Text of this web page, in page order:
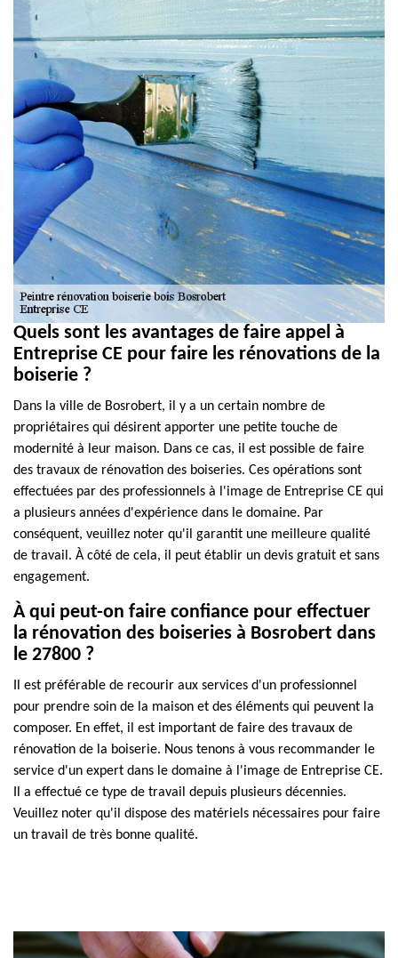
Quels sont les avantages de faire appel à
Entreprise CE pour faire les rénovations de la
boiserie ?
Dans la ville de Bosrobert, il y a un certain nombre de
propriétaires qui désirent apporter une petite touche de
modernité à leur maison. Dans ce cas, il est possible de faire
des travaux de rénovation des boiseries. Ces opérations sont
effectuées par des professionnels à l'image de Entreprise CE qui
a plusieurs années d'expérience dans le domaine. Par
conséquent, veuillez noter qu'il garantit une meilleure qualité
de travail. À côté de cela, il peut établir un devis gratuit et sans
engagement.
À qui peut-on faire confiance pour effectuer
la rénovation des boiseries à Bosrobert dans
le 27800 ?
Il est préférable de recourir aux services d'un professionnel
pour prendre soin de la maison et des éléments qui peuvent la
composer. En effet, il est important de faire des travaux de
rénovation de la boiserie. Nous tenons à vous recommander le
service d'un expert dans le domaine à l'image de Entreprise CE.
Il a effectué ce type de travail depuis plusieurs décennies.
Veuillez noter qu'il dispose des matériels nécessaires pour faire
un travail de très bonne qualité.